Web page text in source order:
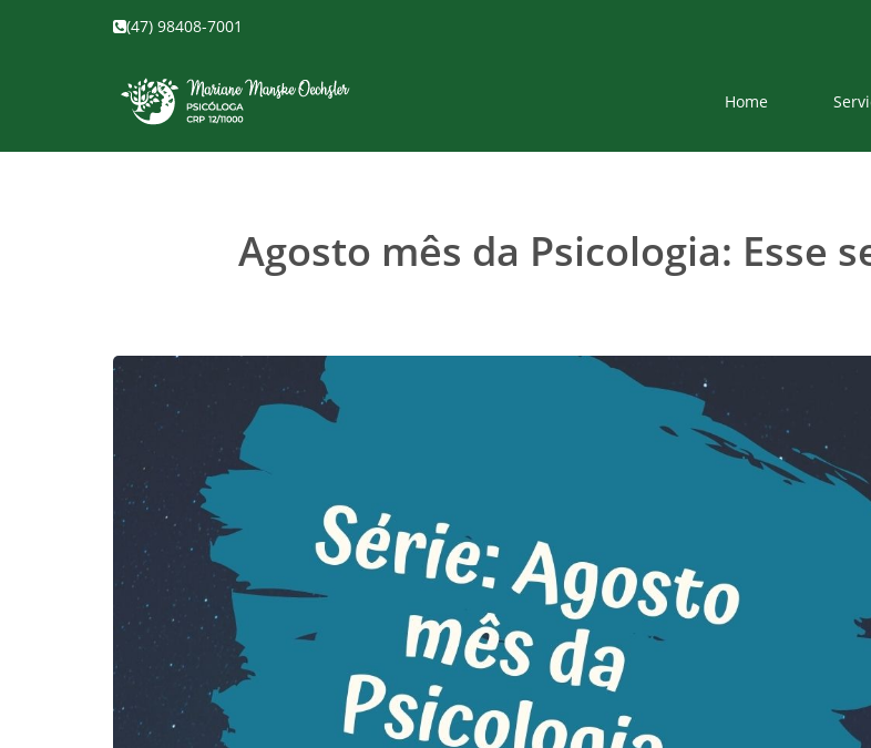
(47) 98408-7001
Home
Agosto mês da Psicologia: Esse